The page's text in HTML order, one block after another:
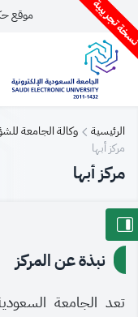
تجريبية موقع
الرئيسية وكالة الجامعة
مركز أبها
مركز أبها
نبذة عن المركز
تعد الجامعة